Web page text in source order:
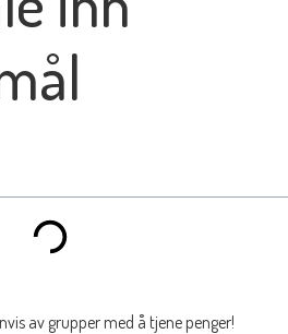
av grupper med å tjene penger!